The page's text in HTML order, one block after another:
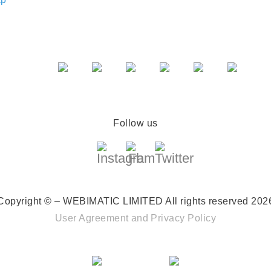
Follow us
© – WEBIMATIC LIMITED All rights reserved
User Agreement and Privacy Policy